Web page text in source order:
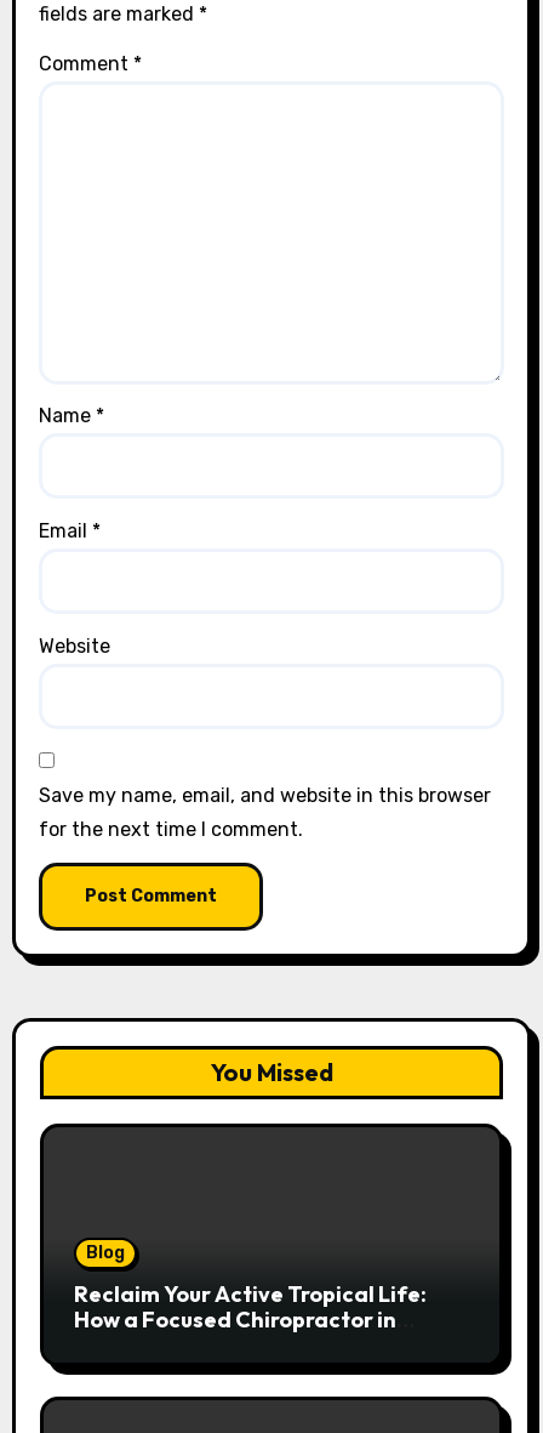
fields are marked *
Comment *
Name *
Email *
Website
Save my name, email, and website in this browser
for the next time I comment.
You Missed
Blog
Reclaim Your Active Tropical Life:
How a Focused Chiropractor in